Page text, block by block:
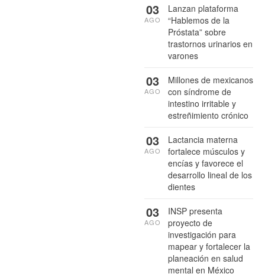
Lanzan plataforma
“Hablemos de la
Próstata” sobre
trastornos urinarios en
varones
03
AGO
Millones de mexicanos
con síndrome de
intestino irritable y
estreñimiento crónico
03
AGO
Lactancia materna
fortalece músculos y
encías y favorece el
desarrollo lineal de los
dientes
03
AGO
INSP presenta
proyecto de
investigación para
mapear y fortalecer la
planeación en salud
mental en México
03
AGO